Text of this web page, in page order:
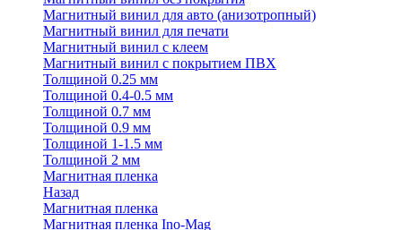
Магнитный винил для авто (анизотропный)
Магнитный винил для печати
Магнитный винил с клеем
Магнитный винил с покрытием ПВХ
Толщиной 0.25 мм
Толщиной 0.4-0.5 мм
Толщиной 0.7 мм
Толщиной 0.9 мм
Толщиной 1-1.5 мм
Толщиной 2 мм
Магнитная пленка
Назад
Магнитная пленка
Магнитная пленка Ino-Mag